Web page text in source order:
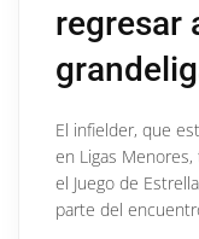
regresar
El infielder, que
en Ligas
el Juego de
parte del